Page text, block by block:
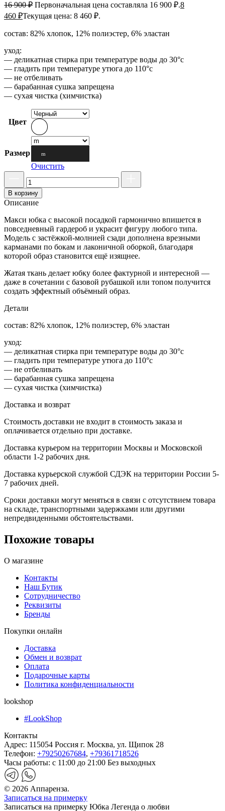
16 900₽ Первоначальная цена составляла 16 900 ₽.8
460 ₽Текущая цена: 8 460 ₽.
состав: 82% хлопок, 12% полиэстер, 6% эластан
уход:
— деликатная стирка при температуре воды до 30°c
— гладить при температуре утюга до 110°c
— не отбеливать
— барабанная сушка запрещена
— сухая чистка (химчистка)
Цвет
Размер m
Очистить
В корзину
Описание
Макси юбка с высокой посадкой гармонично впишется в
повседневный гардероб и украсит фигуру любого типа.
Модель с застёжкой-молнией сзади дополнена врезными
карманами по бокам и лаконичной оборкой, благодаря
которой образ становится ещё изящнее.
Жатая ткань делает юбку более фактурной и интересной —
даже в сочетании с базовой рубашкой или топом получится
создать эффектный объёмный образ.
Детали
состав: 82% хлопок, 12% полиэстер, 6% эластан
уход:
— деликатная стирка при температуре воды до 30°c
— гладить при температуре утюга до 110°c
— не отбеливать
— барабанная сушка запрещена
— сухая чистка (химчистка)
Доставка и возврат
Стоимость доставки не входит в стоимость заказа и
оплачивается отдельно при доставке.
Доставка курьером на территории Москвы и Московской
области 1-2 рабочих дня.
Доставка курьерской службой СДЭК на территории России 5-
7 рабочих дней.
Сроки доставки могут меняться в связи с отсутствием товара
на складе, транспортными задержками или другими
непредвиденными обстоятельствами.
Похожие товары
О магазине
Контакты
Наш Бутик
Сотрудничество
Реквизиты
Бренды
Покупки онлайн
Доставка
Обмен и возврат
Оплата
Подарочные карты
Политика конфиденциальности
lookshop
#LookShop
Контакты
Адрес: 115054 Россия г. Москва, ул. Щипок 28
Телефон: +79250267684, +79361718526
Часы работы: с 11:00 до 21:00 Без выходных
© 2026 Аппаренза.
Записаться на примерку
Записаться на примерку Юбка Легенда о любви